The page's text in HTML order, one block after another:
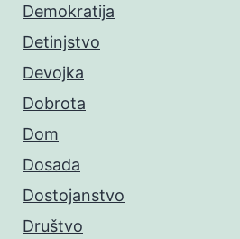
Demokratija
Detinjstvo
Devojka
Dobrota
Dom
Dosada
Dostojanstvo
Društvo